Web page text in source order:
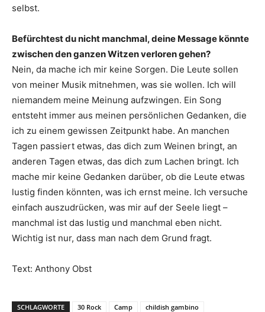
selbst.
Befürchtest du nicht manchmal, deine Message könnte
zwischen den ganzen Witzen verloren gehen?
Nein, da mache ich mir keine Sorgen. Die Leute sollen
von meiner Musik mitnehmen, was sie wollen. Ich will
niemandem meine Meinung aufzwingen. Ein Song
entsteht immer aus meinen persönlichen Gedanken, die
ich zu einem gewissen Zeitpunkt habe. An manchen
Tagen passiert etwas, das dich zum Weinen bringt, an
anderen Tagen etwas, das dich zum Lachen bringt. Ich
mache mir keine Gedanken darüber, ob die Leute etwas
lustig finden könnten, was ich ernst meine. Ich versuche
einfach auszudrücken, was mir auf der Seele liegt –
manchmal ist das lustig und manchmal eben nicht.
Wichtig ist nur, dass man nach dem Grund fragt.
Text: Anthony Obst
SCHLAGWORTE 30 Rock Camp
childish gambino